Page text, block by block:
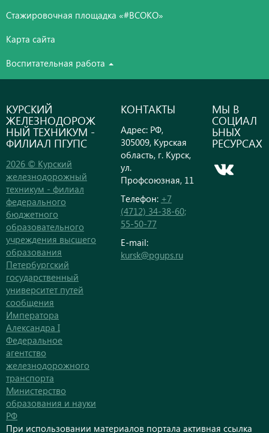
Стажировочная площадка «#ВСОКО»
Карта сайта
Воспитательная работа
КУРСКИЙ
ЖЕЛЕЗНОДОРОЖ
НЫЙ ТЕХНИКУМ -
ФИЛИАЛ ПГУПС
2026 © Курский
железнодорожный
техникум - филиал
федерального
бюджетного
образовательного
учреждения высшего
образования
Петербургский
государственный
университет путей
сообщения
Императора
Александра I
Федеральное
агентство
железнодорожного
транспорта
Министерство
образования и науки
РФ
КОНТАКТЫ
Адрес: РФ,
305009, Курская
область, г. Курск,
ул.
Профсоюзная, 11
Телефон: +7
(4712) 34-38-60;
55-50-77
E-mail:
kursk@pgups.ru
МЫ В
СОЦИАЛ
ЬНЫХ
РЕСУРСАХ
При использовании материалов портала активная ссылка